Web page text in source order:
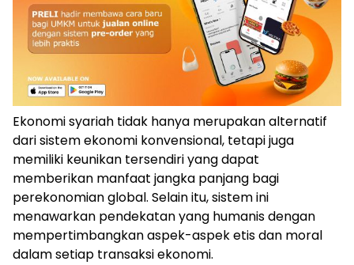
Ekonomi syariah tidak hanya merupakan alternatif
dari sistem ekonomi konvensional, tetapi juga
memiliki keunikan tersendiri yang dapat
memberikan manfaat jangka panjang bagi
perekonomian global. Selain itu, sistem ini
menawarkan pendekatan yang humanis dengan
mempertimbangkan aspek-aspek etis dan moral
dalam setiap transaksi ekonomi.